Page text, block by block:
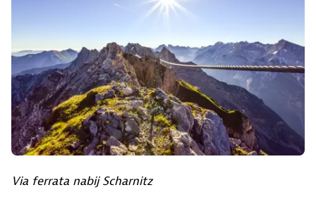
Via ferrata nabij Scharnitz